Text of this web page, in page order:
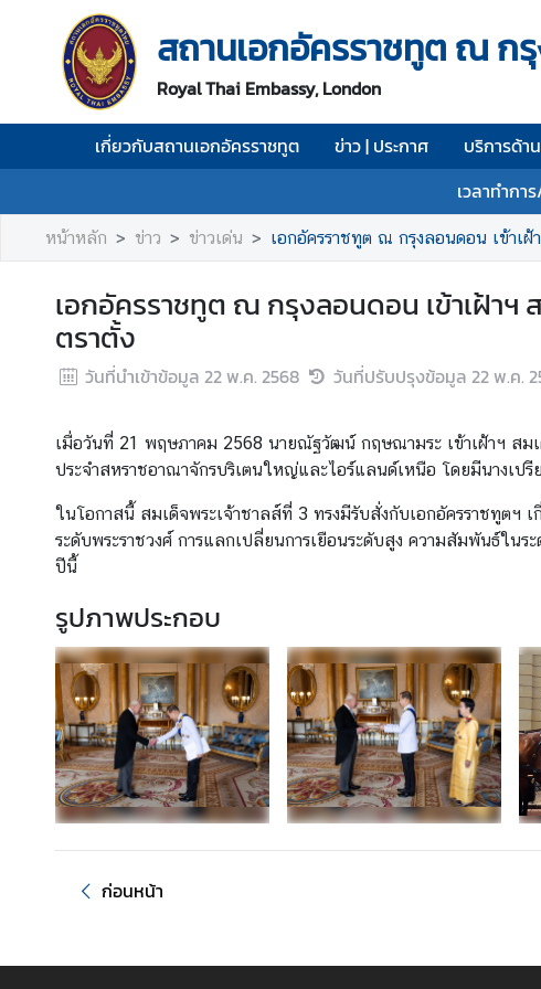
สถานเอกอัครราชทูต ณ ก
Royal Thai Embassy, London
เกี่ยวกับสถานเอกอัครราชทูต ข่าว | ประกาศ บริการด้า
เวลาทำกา
ย
บ
ส
น
เ
อ
ก
ค
ร
ร
า
ช
ทู
ข่
า
ว
|
ป
ร
ะ
หน้าหลัก ข่าว ข่าวเด่น เอกอัครราชทูต ณ กรุงลอนดอน เข้าเ
เอกอัครราชทูต ณ กรุงลอนดอน เข้าเฝ้าฯ
ตราตั้ง
วันที่นำเข้าข้อมูล 22 พ.ค. 2568 วันที่ปรับปรุงข้อมูล 22 พ.ค.
เมื่อวันที่ 21 พฤษภาคม 2568 นายณัฐวัฒน์ กฤษณามระ เข้าเฝ้าฯ สม
ประจำสหราชอาณาจักรบริเตนใหญ่และไอร์แลนด์เหนือ โดยมีนางเป
ในโอกาสนี้ สมเด็จพระเจ้าชาลส์ที่ 3 ทรงมีรับสั่งกับเอกอัครราชทูตฯ
ระดับพระราชวงศ์ การแลกเปลี่ยนการเยือนระดับสูง ความสัมพันธ์ใน
ปีนี้
รูปภาพประกอบ
ก่อนหน้า